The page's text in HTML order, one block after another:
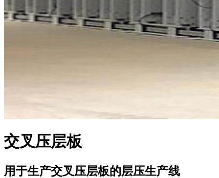
交叉压层板
用于生产交叉压层板的层压生产线